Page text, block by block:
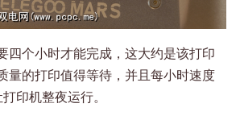
四个小时才能完成，这大约是该打印
量的打印值得等待，并且每小时速度
印机整夜运行。